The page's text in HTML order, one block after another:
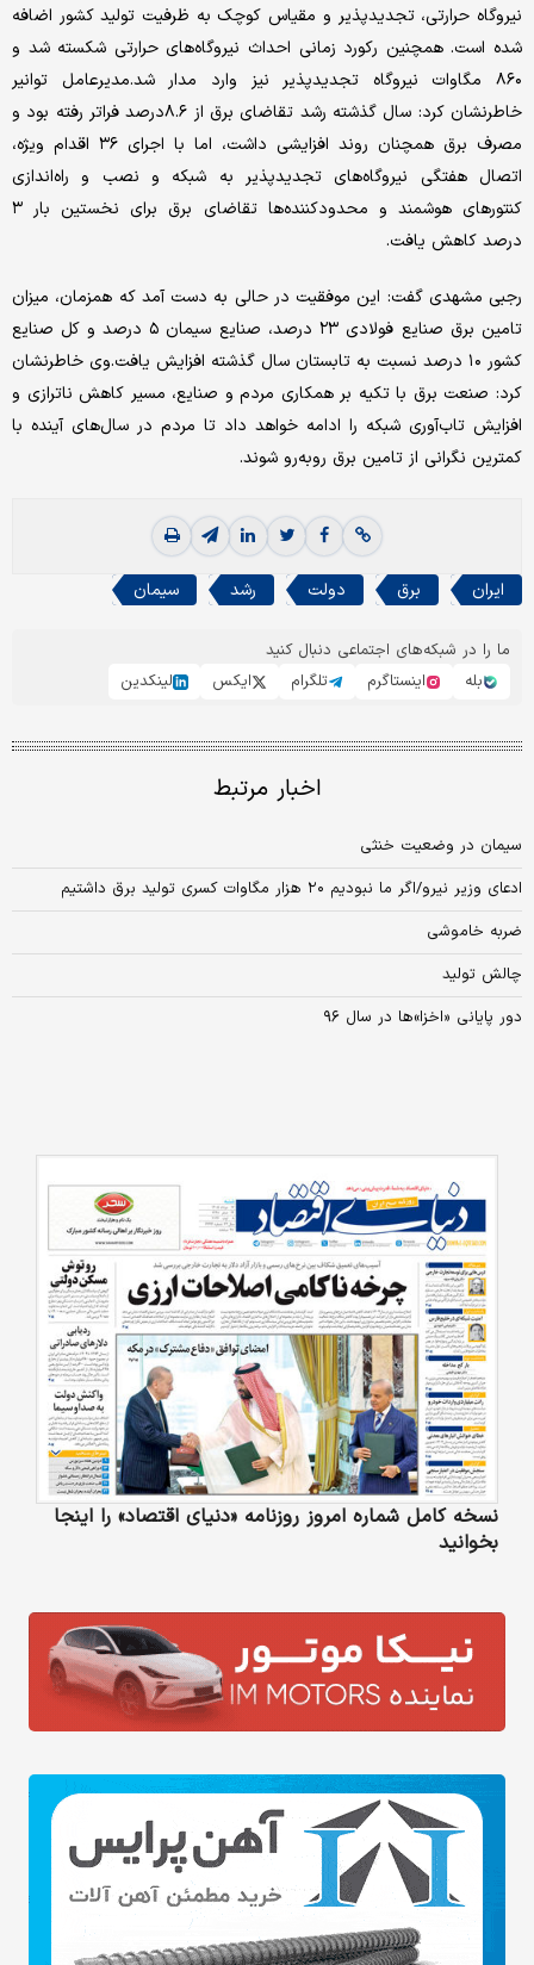
نیروگاه حرارتی، تجدیدپذیر و مقیاس کوچک به ظرفیت تولید کشور اضافه
شده است. همچنین رکورد زمانی احداث نیروگاه‌های حرارتی شکسته شد و
۸۶۰ مگاوات نیروگاه تجدیدپذیر نیز وارد مدار شد.مدیرعامل توانیر
خاطرنشان کرد: سال گذشته رشد تقاضای برق از ۸.۶درصد فراتر رفته بود و
مصرف برق همچنان روند افزایشی داشت، اما با اجرای ۳۶ اقدام ویژه،
اتصال هفتگی نیروگاه‌های تجدیدپذیر به شبکه و نصب و راه‌اندازی
کنتورهای هوشمند و محدودکننده‌ها تقاضای برق برای نخستین بار ۳
درصد کاهش یافت.
رجبی مشهدی گفت: این موفقیت در حالی به دست آمد که همزمان، میزان
تامین برق صنایع فولادی ۲۳ درصد، صنایع سیمان ۵ درصد و کل صنایع
کشور ۱۰ درصد نسبت به تابستان سال گذشته افزایش یافت.وی خاطرنشان
کرد: صنعت برق با تکیه بر همکاری مردم و صنایع، مسیر کاهش ناترازی و
افزایش تاب‌آوری شبکه را ادامه خواهد داد تا مردم در سال‌های آینده با
کمترین نگرانی از تامین برق روبه‌رو شوند.
ایران برق دولت رشد سیمان
ما را در شبکه‌های اجتماعی دنبال کنید
بله
اینستاگرم تلگرام ایکس لینکدین
اخبار مرتبط
سیمان در وضعیت خنثی
ادعای وزیر نیرو/اگر ما نبودیم ۲۰ هزار مگاوات کسری تولید برق داشتیم
ضربه خاموشی
چالش تولید
دور پایانی «اخزا»ها در سال ۹۶
نسخه کامل شماره امروز روزنامه «دنیای‌ اقتصاد» را اینجا
بخوانید